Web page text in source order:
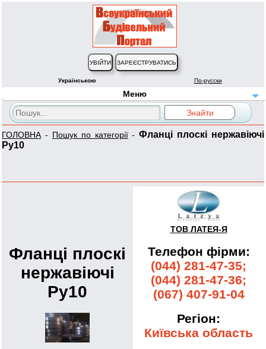
Українською По-русски
Меню
ГОЛОВНА - Пошук по категорії-Фланці плоскі нержавіючі
Ру10
Фланці плоскі
нержавіючі
Ру10
ТОВ ЛАТЕЯ-Я
Телефон фірми:
(044) 281-47-35;
(044) 281-47-36;
(067) 407-91-04
Регіон:
Київська область